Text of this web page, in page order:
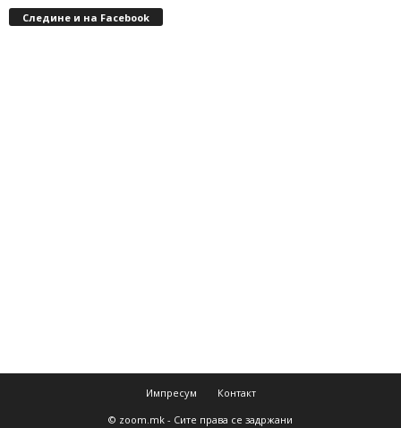
Следине и на Facebook
Импресум
Контакт
© zoom.mk - Сите права се задржани